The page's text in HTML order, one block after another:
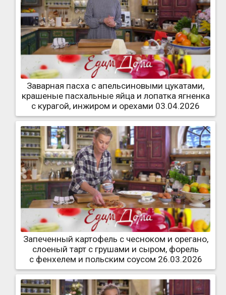
Заварная пасха с апельсиновыми цукатами,
крашеные пасхальные яйца и лопатка ягненка
с курагой, инжиром и орехами 03.04.2026
Запеченный картофель с чесноком и орегано,
слоеный тарт с грушами и сыром, форель
с фенхелем и польским соусом 26.03.2026